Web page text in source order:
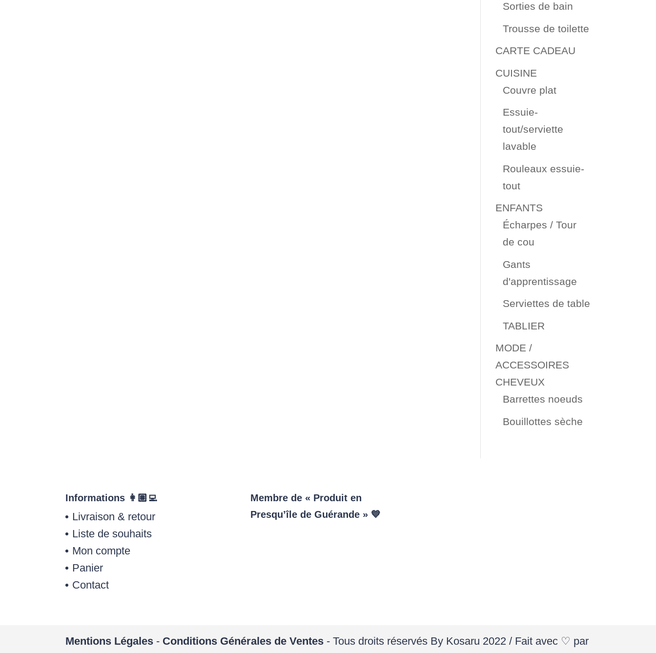
Sorties de bain
Trousse de toilette
CARTE CADEAU
CUISINE
Couvre plat
Essuie-
tout/serviette
lavable
Rouleaux essuie-
tout
ENFANTS
Écharpes / Tour
de cou
Gants
d'apprentissage
Serviettes de table
TABLIER
MODE /
ACCESSOIRES
CHEVEUX
Barrettes noeuds
Bouillottes sèche
Informations 👩🏽‍💻
Livraison & retour
Liste de souhaits
Mon compte
Panier
Contact
Membre de « Produit en
Presqu’île de Guérande » 💙
Mentions Légales - Conditions Générales de Ventes - Tous droits réservés By Kosaru 2022 / Fait avec ♡ par